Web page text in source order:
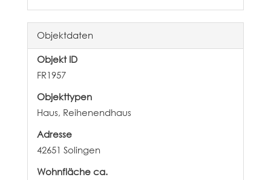
Objektdaten
Objekt ID
FR1957
Objekttypen
Haus, Reihenendhaus
Adresse
42651 Solingen
Wohnfläche ca.